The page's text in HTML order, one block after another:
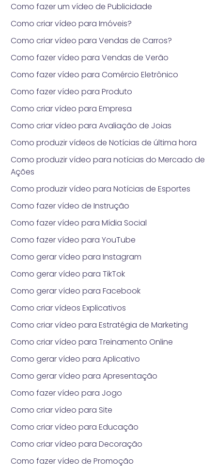
Como fazer um vídeo de Publicidade
Como criar vídeo para Imóveis?
Como criar vídeo para Vendas de Carros?
Como fazer vídeo para Vendas de Verão
Como fazer vídeo para Comércio Eletrônico
Como fazer vídeo para Produto
Como criar vídeo para Empresa
Como criar vídeo para Avaliação de Joias
Como produzir vídeos de Notícias de última hora
Como produzir vídeo para notícias do Mercado de
Ações
Como produzir vídeo para Notícias de Esportes
Como fazer vídeo de Instrução
Como fazer vídeo para Mídia Social
Como fazer vídeo para YouTube
Como gerar vídeo para Instagram
Como gerar vídeo para TikTok
Como gerar vídeo para Facebook
Como criar vídeos Explicativos
Como criar vídeo para Estratégia de Marketing
Como criar vídeo para Treinamento Online
Como gerar vídeo para Aplicativo
Como gerar vídeo para Apresentação
Como fazer vídeo para Jogo
Como criar vídeo para Site
Como criar vídeo para Educação
Como criar vídeo para Decoração
Como fazer vídeo de Promoção